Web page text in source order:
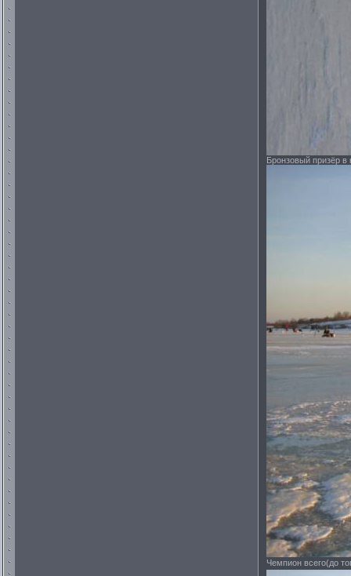
Бронзовый призёр
Чемпион всего(до